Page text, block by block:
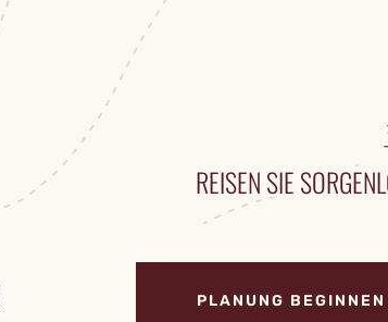
REISEN SIE
PLANUNG BEGINNEN